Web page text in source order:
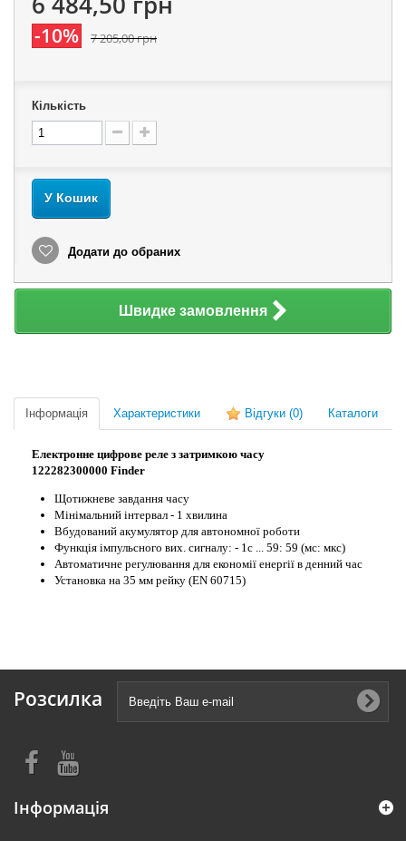
-10% 7 205,00 грн
Кількість
У Кошик
Додати до обраних
Швидке замовлення
Інформація Характеристики Відгуки (0) Каталоги
Електронне цифрове реле з затримкою часу
122282300000 Finder
Щотижневе завдання часу
Mінімальний інтервал - 1 хвилина
Вбудований акумулятор для автономної роботи
Функція імпульсного вих. сигналу: - 1c ... 59: 59 (мс: мкс)
Автоматичне регулювання для економії енергії в денний час
Установка на 35 мм рейку (EN 60715)
Розсилка
Інформація